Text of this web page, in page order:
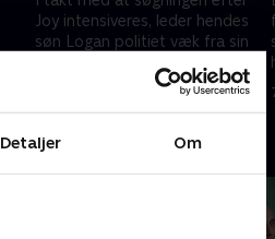
Detaljer Om
Joy intensiveres, leder hendes
søn Logan politiet væk fra sin
30. april 2024 • 51 min